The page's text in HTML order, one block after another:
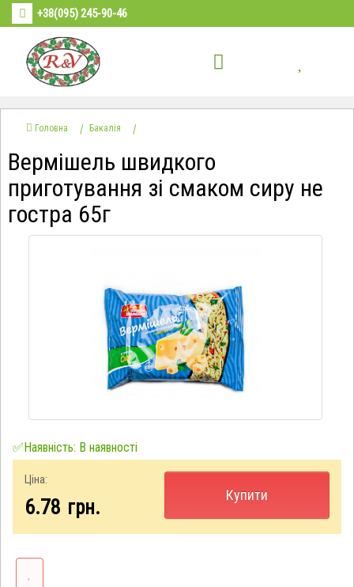
+38(095) 245-90-46
Головна Бакалія
Вермішель швидкого
приготування зі смаком сиру не
гостра 65г
✅Наявність: В наявності
Ціна:
6.78 грн.
Купити